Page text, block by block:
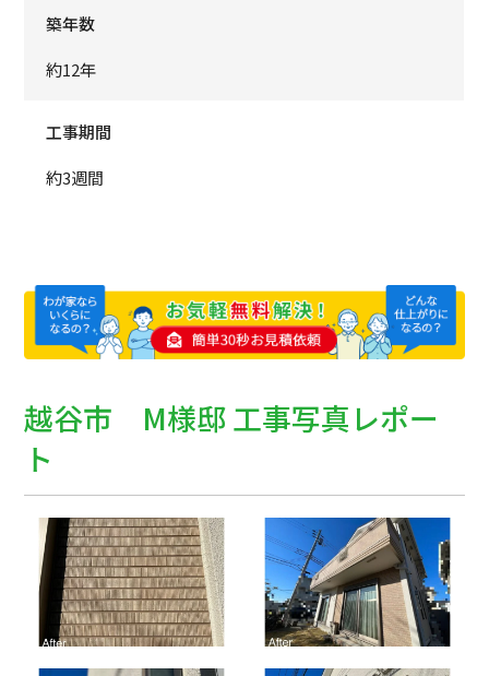
築年数
約12年
工事期間
約3週間
越谷市 M様邸 工事写真レポー
ト